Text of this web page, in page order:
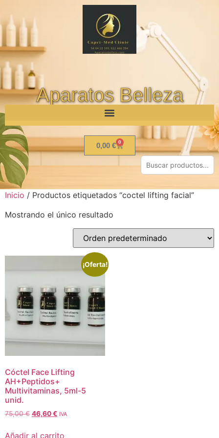
Aparatos Belleza
0,00 € 0
Inicio / Productos etiquetados “coctel lifting facial”
Mostrando el único resultado
¡Oferta!
Cóctel Face Lifting
AH+Peptidos+
Multivitaminas, 5ml-5
unid.
75,00€ 46,60€ IVA
Añadir al carrito